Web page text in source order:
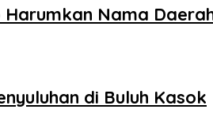
Nama
di Buluh Kasok